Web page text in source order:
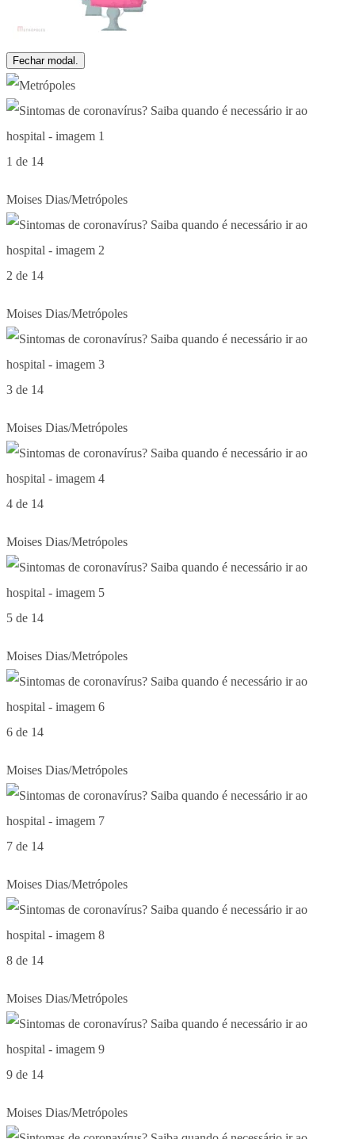
Fechar modal.
1 de 14
Moises Dias/Metrópoles
2 de 14
Moises Dias/Metrópoles
3 de 14
Moises Dias/Metrópoles
4 de 14
Moises Dias/Metrópoles
5 de 14
Moises Dias/Metrópoles
6 de 14
Moises Dias/Metrópoles
7 de 14
Moises Dias/Metrópoles
8 de 14
Moises Dias/Metrópoles
9 de 14
Moises Dias/Metrópoles